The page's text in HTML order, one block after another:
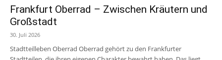
Frankfurt Oberrad – Zwischen Kräutern und
Großstadt
30. Juli 2026
Stadtteilleben Oberrad Oberrad gehört zu den Frankfurter